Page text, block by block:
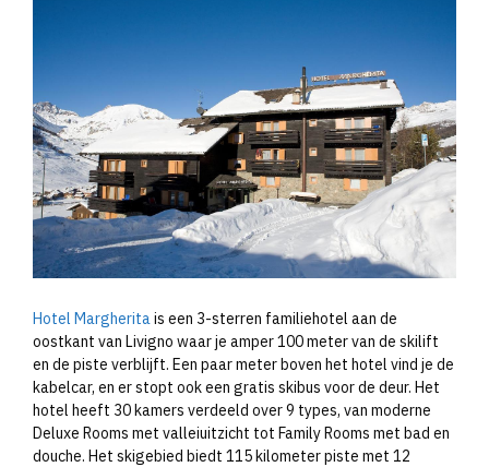
Hotel Margherita is een 3-sterren familiehotel aan de
oostkant van Livigno waar je amper 100 meter van de skilift
en de piste verblijft. Een paar meter boven het hotel vind je de
kabelcar, en er stopt ook een gratis skibus voor de deur. Het
hotel heeft 30 kamers verdeeld over 9 types, van moderne
Deluxe Rooms met valleiuitzicht tot Family Rooms met bad en
douche. Het skigebied biedt 115 kilometer piste met 12